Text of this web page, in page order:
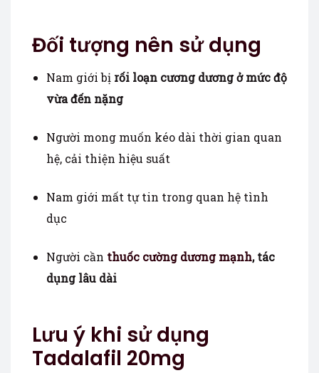
Đối tượng nên sử dụng
Nam giới bị rối loạn cương dương ở mức độ
vừa đến nặng
Người mong muốn kéo dài thời gian quan
hệ, cải thiện hiệu suất
Nam giới mất tự tin trong quan hệ tình
dục
Người cần thuốc cường dương mạnh, tác
dụng lâu dài
Lưu ý khi sử dụng
Tadalafil 20mg